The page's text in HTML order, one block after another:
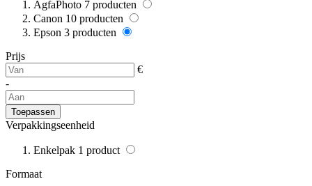
AgfaPhoto 7 producten
Canon 10 producten
Epson 3 producten
Prijs
€
-
Toepassen
Verpakkingseenheid
Enkelpak 1 product
Formaat